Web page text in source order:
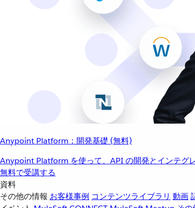
Anypoint Platform：開発基礎 (無料)
Anypoint Platform を使って、API の開発とインテグ
無料で受講する
資料
その他の情報 お客様事例 コンテンツライブラリ 動画